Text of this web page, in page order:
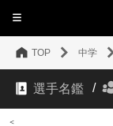
TOP 中学
選手名鑑
＜